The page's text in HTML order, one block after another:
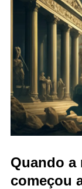
Quando a
começou